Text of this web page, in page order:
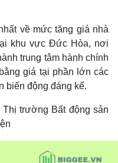
về mức tăng giá nhà
khu vực Đức Hòa, nơi
trung tâm hành chính
giá tại phần lớn các
biến động đáng kể.
trường Bất động sản